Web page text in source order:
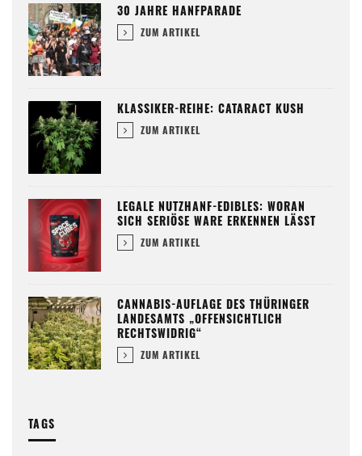
30 JAHRE HANFPARADE
ZUM ARTIKEL
KLASSIKER-REIHE: CATARACT KUSH
ZUM ARTIKEL
LEGALE NUTZHANF-EDIBLES: WORAN
SICH SERIÖSE WARE ERKENNEN LÄSST
ZUM ARTIKEL
CANNABIS-AUFLAGE DES THÜRINGER
LANDESAMTS „OFFENSICHTLICH
RECHTSWIDRIG“
ZUM ARTIKEL
TAGS